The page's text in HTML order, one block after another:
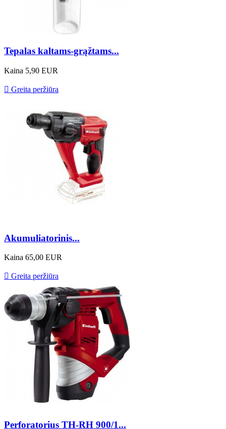
Tepalas kaltams-grąžtams...
Kaina 5,90 EUR
 Greita peržiūra
Akumuliatorinis...
Kaina 65,00 EUR
 Greita peržiūra
Perforatorius TH-RH 900/1...